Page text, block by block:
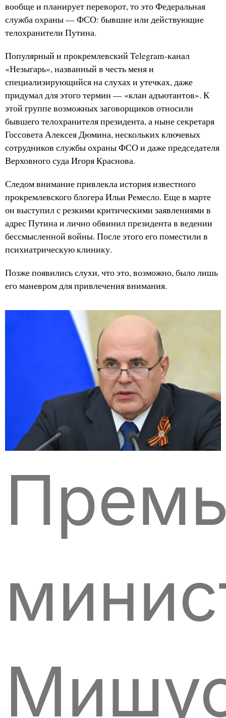
вообще и планирует переворот, то это Федеральная
служба охраны — ФСО: бывшие или действующие
телохранители Путина.
Популярный и прокремлевский Telegram-канал
«Незыгарь», названный в честь меня и
специализирующийся на слухах и утечках, даже
придумал для этого термин — «клан адъютантов». К
этой группе возможных заговорщиков относили
бывшего телохранителя президента, а ныне секретаря
Госсовета Алексея Дюмина, нескольких ключевых
сотрудников службы охраны ФСО и даже председателя
Верховного суда Игоря Краснова.
Следом внимание привлекла история известного
прокремлевского блогера Ильи Ремесло. Еще в марте
он выступил с резкими критическими заявлениями в
адрес Путина и лично обвинил президента в ведении
бессмысленной войны. После этого его поместили в
психиатрическую клинику.
Позже появились слухи, что это, возможно, было лишь
его маневром для привлечения внимания.